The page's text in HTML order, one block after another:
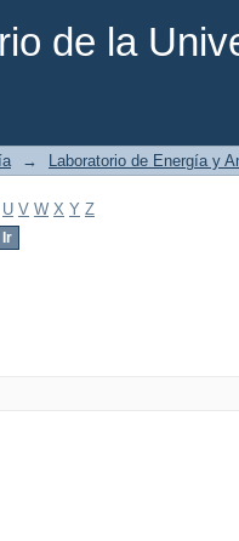
de la
→ Laboratorio de Energía y
U V W X Y Z